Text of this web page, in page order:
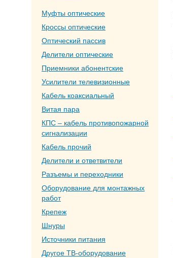
Муфты оптические
Кроссы оптические
Оптический пассив
Делители оптические
Приемники абонентские
Усилители телевизионные
Кабель коаксиальный
Витая пара
КПС – кабель противопожарной
сигнализации
Кабель прочий
Делители и ответвители
Разъемы и переходники
Оборудование для монтажных
работ
Крепеж
Шнуры
Источники питания
Другое ТВ-оборудование